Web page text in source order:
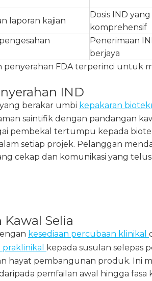
laporan kajian
Dosis IND yang
komprehensif
Penerimaan
berjaya
FDA terperinci untuk
IND
berakar umbi kepakaran
saintifik dengan pandangan
pembekal tertumpu kepada
setiap projek. Pelanggan
cekap dan komunikasi yang telus
Selia
kesediaan percubaan klinikal
kepada susulan selepas
hayat pembangunan produk. Ini
pemfailan awal hingga fasa